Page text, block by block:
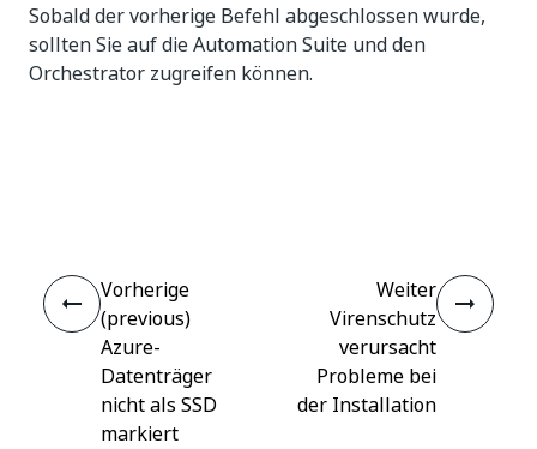
Sobald der vorherige Befehl abgeschlossen wurde,
sollten Sie auf die Automation Suite und den
Orchestrator zugreifen können.
Vorherige
(previous)
Azure-
Datenträger
nicht als SSD
markiert
Weiter
Virenschutz
verursacht
Probleme bei
der Installation